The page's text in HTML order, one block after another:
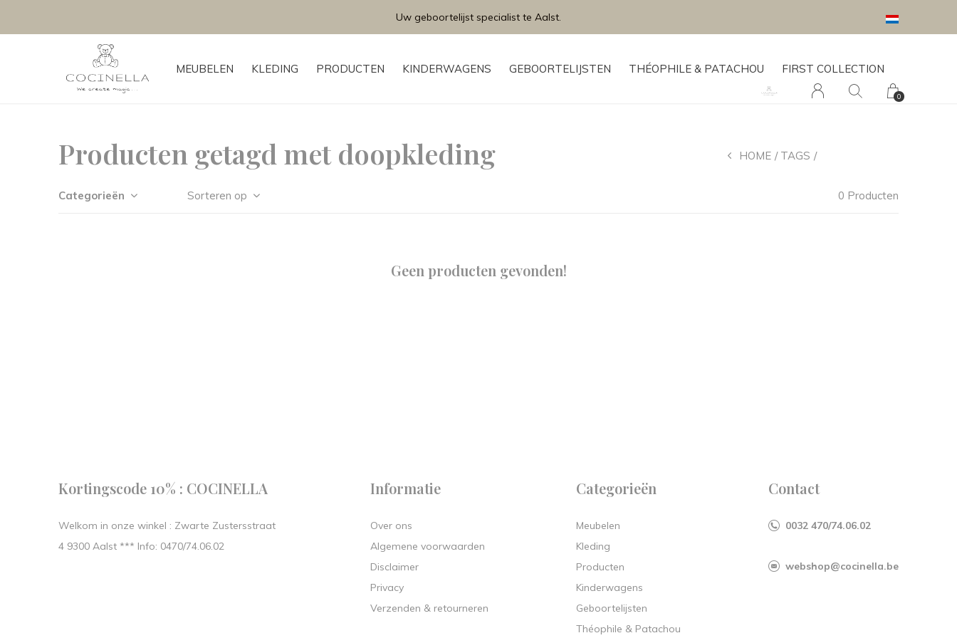
MEUBELEN KLEDING PRODUCTEN KINDERWAGENS GEBOORTELIJSTEN THÉOPHILE & PATACHOU FIRST COLLECTION
0
Uw geboortelijst specialist te Aalst.
Producten getagd met doopkleding HOME TAGS
Categorieën Sorteren op 0 Producten
Geen producten gevonden!
Kortingscode 10% : COCINELLA
Welkom in onze winkel : Zwarte Zustersstraat
4 9300 Aalst *** Info: 0470/74.06.02
Informatie
Over ons
Algemene voorwaarden
Disclaimer
Privacy
Verzenden & retourneren
Categorieën
Meubelen
Kleding
Producten
Kinderwagens
Geboortelijsten
Théophile & Patachou
Contact
0032 470/74.06.02
webshop@cocinella.be